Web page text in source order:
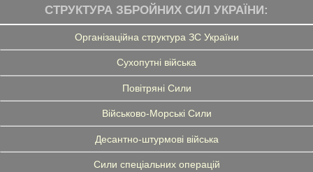
СТРУКТУРА ЗБРОЙНИХ СИЛ УКРАЇНИ:
Організаційна структура ЗС України
Сухопутні війська
Повітряні Сили
Військово-Морські Сили
Десантно-штурмові війська
Сили спеціальних операцій